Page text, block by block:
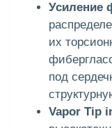
Усиление
их
под
Vapor Tip